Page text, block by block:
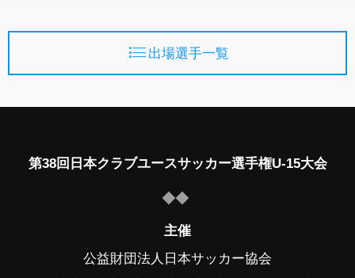
出場選手一覧
第38回日本クラブユースサッカー選手権U-15大会
主催
公益財団法人日本サッカー協会